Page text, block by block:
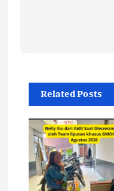
Related Posts